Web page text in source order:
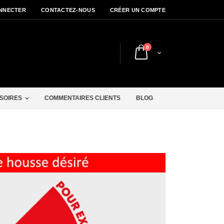
CONTACTEZ-NOUS CRÉER UN COMPTE
Cart
0articles
COMMENTAIRES CLIENTS BLOG